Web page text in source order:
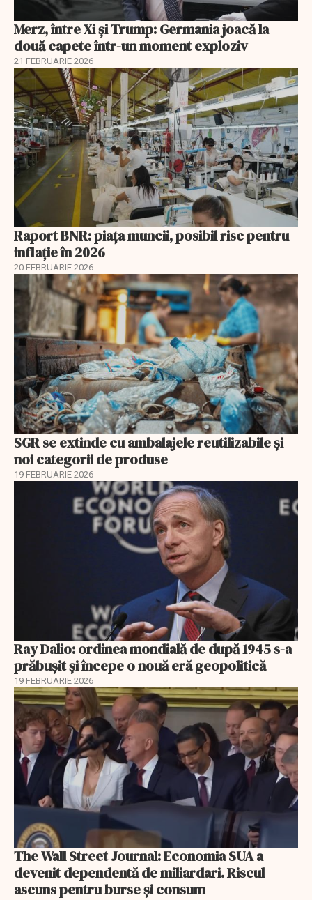
Merz, între Xi și Trump: Germania joacă la
două capete într-un moment exploziv
21 FEBRUARIE 2026
Raport BNR: piața muncii, posibil risc pentru
inflație în 2026
20 FEBRUARIE 2026
SGR se extinde cu ambalajele reutilizabile și
noi categorii de produse
19 FEBRUARIE 2026
Ray Dalio: ordinea mondială de după 1945 s-a
prăbușit și începe o nouă eră geopolitică
19 FEBRUARIE 2026
The Wall Street Journal: Economia SUA a
devenit dependentă de miliardari. Riscul
ascuns pentru burse și consum